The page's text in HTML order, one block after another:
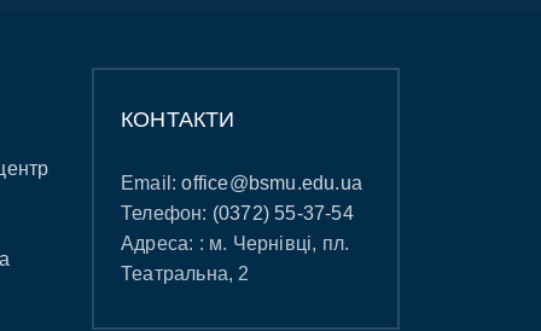
КОНТАКТИ
Email:office@bsmu.edu.ua
Телефон: (0372) 55-37-54
Адреса: : м. Чернівці, пл.
Театральна, 2